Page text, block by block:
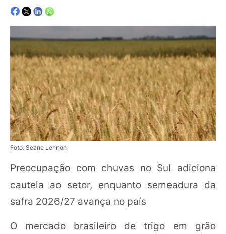
Foto: Seane Lennon
Preocupação com chuvas no Sul adiciona
cautela ao setor, enquanto semeadura da
safra 2026/27 avança no país
O mercado brasileiro de trigo em grão